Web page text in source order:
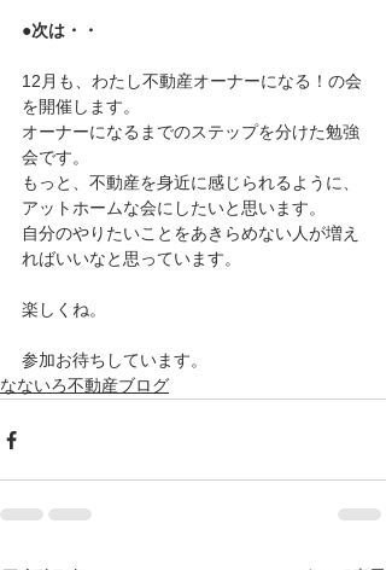
●次は・・
12月も、わたし不動産オーナーになる！の会
を開催します。
オーナーになるまでのステップを分けた勉強
会です。
もっと、不動産を身近に感じられるように、
アットホームな会にしたいと思います。
自分のやりたいことをあきらめない人が増え
ればいいなと思っています。
楽しくね。
参加お待ちしています。
なないろ不動産ブログ